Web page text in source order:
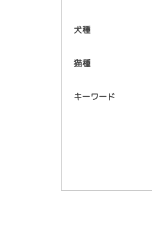
犬種
猫種
キーワード